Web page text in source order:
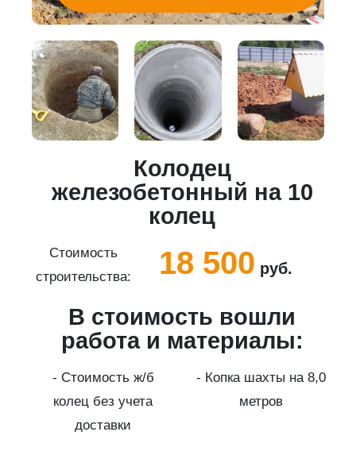
Колодец
железобетонный на 10
колец
Стоимость
строительства:
18 500 руб.
В стоимость вошли
работа и материалы:
- Стоимость ж/б
колец без учета
доставки
- Копка шахты на 8,0
метров